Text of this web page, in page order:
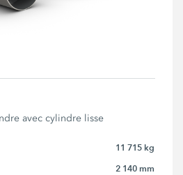
avec cylindre lisse
11 715 kg
2 140 mm